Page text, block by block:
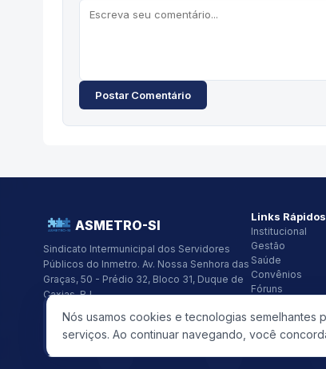
Postar Comentário
ASMETRO-SI
Sindicato Intermunicipal dos Servidores
Públicos do Inmetro. Av. Nossa Senhora das
Graças, 50 - Prédio 32, Bloco 31, Duque de
Caxias, RJ
(21) 2679-9741
asmetro@asmetro.org.br
Links Rápidos
Institucional
Gestão
Saúde
Convênios
Fóruns
Nós usamos cookies e tecnologias semelhantes
serviços. Ao continuar navegando, você